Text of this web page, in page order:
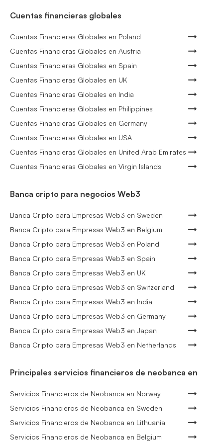
Cuentas financieras globales
Cuentas Financieras Globales en Poland
Cuentas Financieras Globales en Austria
Cuentas Financieras Globales en Spain
Cuentas Financieras Globales en UK
Cuentas Financieras Globales en India
Cuentas Financieras Globales en Philippines
Cuentas Financieras Globales en Germany
Cuentas Financieras Globales en USA
Cuentas Financieras Globales en United Arab Emirates
Cuentas Financieras Globales en Virgin Islands
Banca cripto para negocios Web3
Banca Cripto para Empresas Web3 en Sweden
Banca Cripto para Empresas Web3 en Belgium
Banca Cripto para Empresas Web3 en Poland
Banca Cripto para Empresas Web3 en Spain
Banca Cripto para Empresas Web3 en UK
Banca Cripto para Empresas Web3 en Switzerland
Banca Cripto para Empresas Web3 en India
Banca Cripto para Empresas Web3 en Germany
Banca Cripto para Empresas Web3 en Japan
Banca Cripto para Empresas Web3 en Netherlands
Principales servicios financieros de neobanca en
Servicios Financieros de Neobanca en Norway
Servicios Financieros de Neobanca en Sweden
Servicios Financieros de Neobanca en Lithuania
Servicios Financieros de Neobanca en Belgium